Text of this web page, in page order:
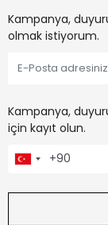
Kampanya,
olmak istiyorum.
Kampanya,
için kayıt olun.